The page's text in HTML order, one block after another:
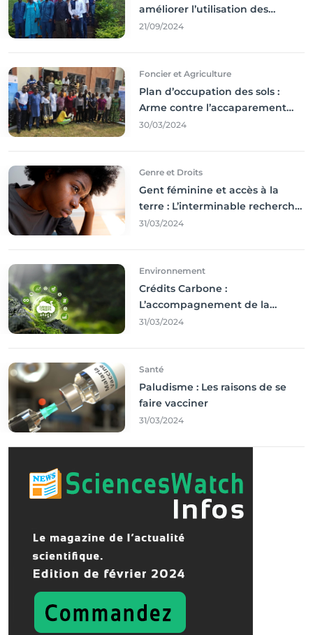
améliorer l’utilisation des
résultats coince
21/09/2024
Foncier et Agriculture
Plan d’occupation des sols :
Arme contre l’accaparement
des terres
30/03/2024
Genre et Droits
Gent féminine et accès à la
terre : L’interminable recherche
des droits
31/03/2024
Environnement
Crédits Carbone :
L’accompagnement de la
Francophonie
31/03/2024
Santé
Paludisme : Les raisons de se
faire vacciner
31/03/2024